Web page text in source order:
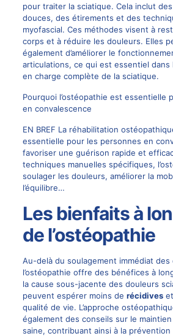
pour traiter la sciatique. Cela inclut
douces, des étirements et des
myofascial. Ces méthodes visent à
corps et à réduire les douleurs. Elles
également d’améliorer le
articulations, ce qui est essentiel dans
en charge complète de la sciatique.
Pourquoi l’ostéopathie est essentielle
en convalescence
EN BREF La réhabilitation
essentielle pour les personnes en
favoriser une guérison rapide et
techniques manuelles spécifiques,
soulager les douleurs, améliorer la
l’équilibre…
Les bienfaits à
de l’ostéopathie
Au-delà du soulagement immédiat des
l’ostéopathie offre des bénéfices à
la cause sous-jacente des douleurs
peuvent espérer moins de récidiveset
qualité de vie. L’approche
également des conseils sur le maintien
saine, contribuant ainsi à la